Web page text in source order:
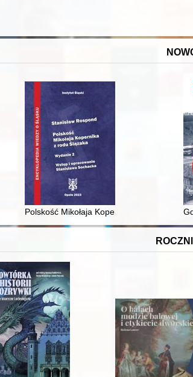
od średniowiecza do dziś
Polskość Mikołaja Kopernika z rodu Ślązaka